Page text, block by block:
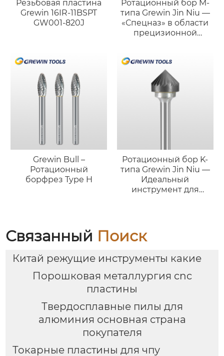
Резьбовая пластина
Grewin 16IR-11BSPT
GW001-820J
Ротационный бор M-
типа Grewin Jin Niu —
«Спецназ» в области
прецизионной
Grewin Bull –
Ротационный
борфрез Type H
Ротационный бор K-
типа Grewin Jin Niu —
Идеальный
инструмент для
Связанный Поиск
Китай режущие инструменты какие
Порошковая металлургия cnc
пластины
Твердосплавные пилы для
алюминия основная страна
покупателя
Токарные пластины для чпу